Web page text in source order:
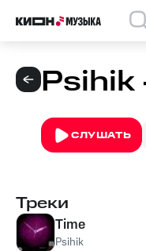
Psihik
СЛУШАТЬ
Треки
Time
Psihik